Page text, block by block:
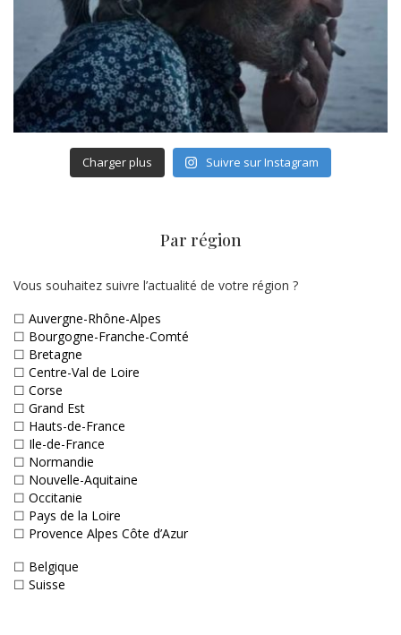
Charger plus Suivre sur Instagram
Par région
Vous souhaitez suivre l’actualité de votre région ?
☐ Auvergne-Rhône-Alpes
☐ Bourgogne-Franche-Comté
☐ Bretagne
☐ Centre-Val de Loire
☐ Corse
☐ Grand Est
☐ Hauts-de-France
☐ Ile-de-France
☐ Normandie
☐ Nouvelle-Aquitaine
☐ Occitanie
☐ Pays de la Loire
☐ Provence Alpes Côte d’Azur
☐ Belgique
☐ Suisse